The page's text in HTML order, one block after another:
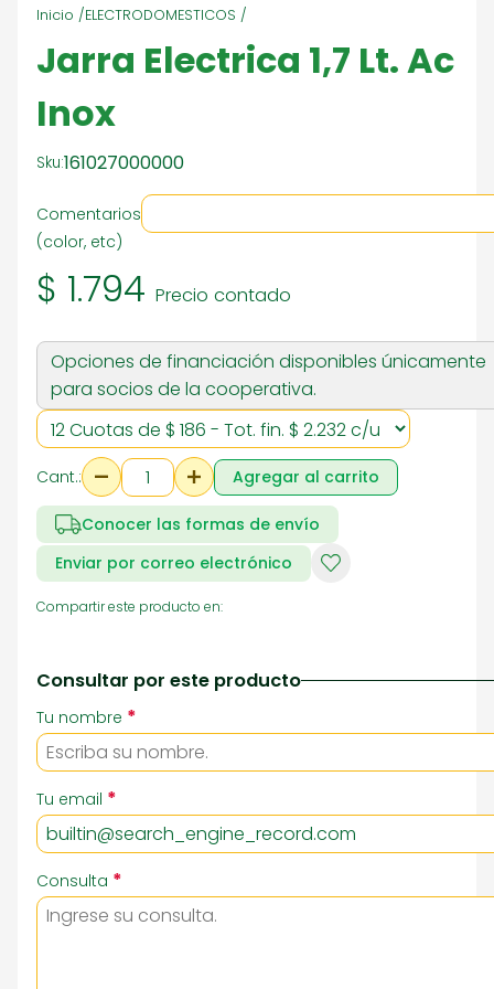
Inicio /ELECTRODOMESTICOS /
Jarra Electrica 1,7 Lt. Ac
Inox
Sku:161027000000
Comentarios
(color, etc)
$ 1.794 Precio contado
Opciones de financiación disponibles únicamente
para socios de la cooperativa.
Cant.: Agregar al carrito
Conocer las formas de envío
Enviar por correo electrónico
Compartir este producto en:
Consultar por este producto
Tu nombre *
Tu email *
Consulta *